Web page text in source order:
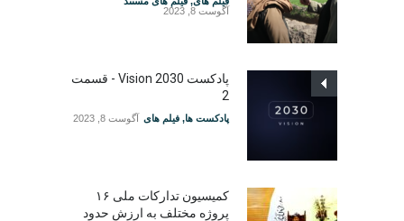
آگوست 8, 2023
پادکست Vision 2030 - قسمت
2
پادکست ها, فیلم های آگوست 8, 2023
کمیسیون تدارکات ملی ۱۶
پروژه مختلف به ارزش حدود